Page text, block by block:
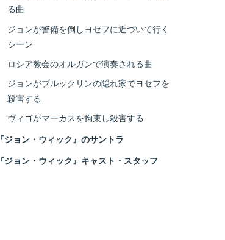
る曲
ジョンが警備を倒しヨセフに近づいて行く
シーン
ロシア教会のオルガンで演奏される曲
ジョンがブルックリンの隠れ家でヨセフを
殺害する
ヴィゴがマーカスを拘束し殺害する
『ジョン・ウィック』のサントラ
『ジョン・ウィック』キャスト・スタッフ